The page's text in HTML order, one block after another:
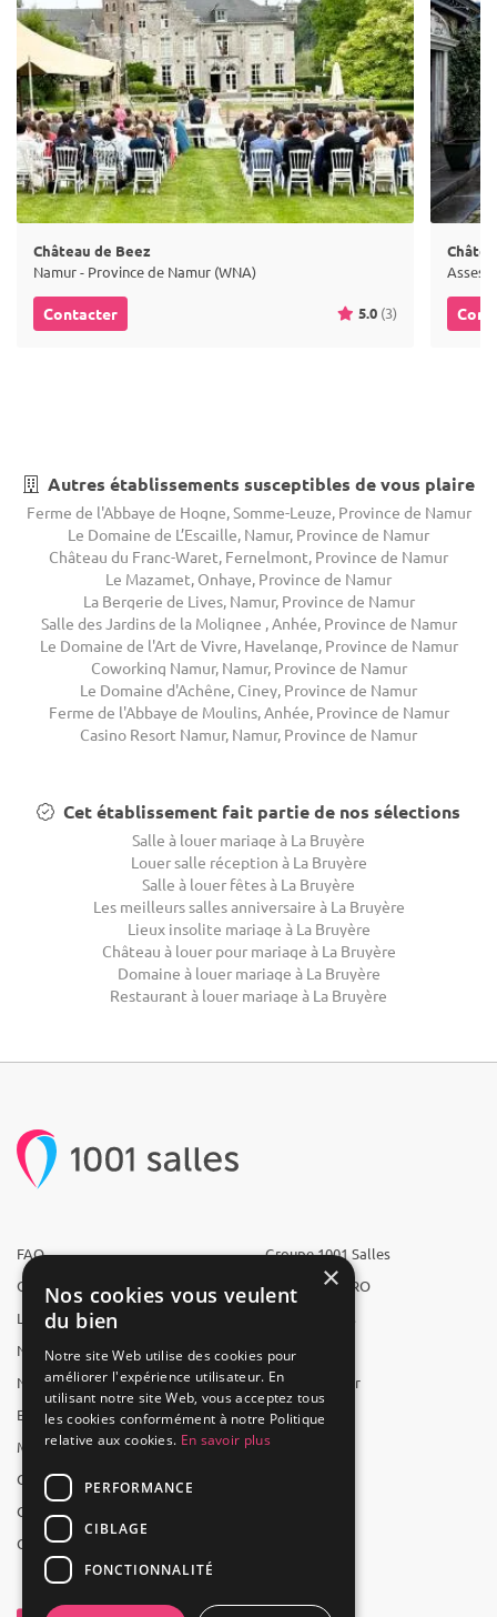
Château de Beez
Namur - Province de Namur (WNA)
Contacter 5.0 (3)
Autres établissements susceptibles de vous plaire
Ferme de l'Abbaye de Hogne, Somme-Leuze, Province de Namur
Le Domaine de L’Escaille, Namur, Province de Namur
Château du Franc-Waret, Fernelmont, Province de Namur
Le Mazamet, Onhaye, Province de Namur
La Bergerie de Lives, Namur, Province de Namur
Salle des Jardins de la Molignee , Anhée, Province de Namur
Le Domaine de l'Art de Vivre, Havelange, Province de Namur
Coworking Namur, Namur, Province de Namur
Le Domaine d'Achêne, Ciney, Province de Namur
Ferme de l'Abbaye de Moulins, Anhée, Province de Namur
Casino Resort Namur, Namur, Province de Namur
Cet établissement fait partie de nos sélections
Salle à louer mariage à La Bruyère
Louer salle réception à La Bruyère
Salle à louer fêtes à La Bruyère
Les meilleurs salles anniversaire à La Bruyère
Lieux insolite mariage à La Bruyère
Château à louer pour mariage à La Bruyère
Domaine à louer mariage à La Bruyère
Restaurant à louer mariage à La Bruyère
FAQ
Qui sommes-nous ?
L'équipe
Nous recrutons
Nos partenaires
Espace presse
Mentions légales
CGV
CGU
Contact
Groupe 1001 Salles
1001 Salles PRO
1001 Traiteurs
1001 Artistes
Reserverunbar
MP2
×
Nos cookies vous veulent
du bien
Notre site Web utilise des cookies pour
améliorer l'expérience utilisateur. En
utilisant notre site Web, vous acceptez tous
les cookies conformément à notre Politique
relative aux cookies. En savoir plus
PERFORMANCE
CIBLAGE
FONCTIONNALITÉ